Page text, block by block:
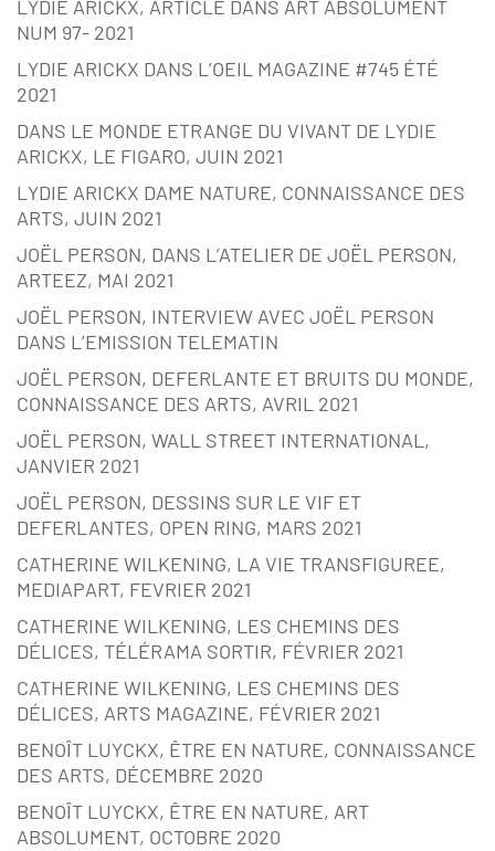
LYDIE ARICKX, ARTICLE DANS ART ABSOLUMENT
NUM 97- 2021
LYDIE ARICKX DANS L’OEIL MAGAZINE #745 ÉTÉ
2021
DANS LE MONDE ETRANGE DU VIVANT DE LYDIE
ARICKX, LE FIGARO, JUIN 2021
LYDIE ARICKX DAME NATURE, CONNAISSANCE DES
ARTS, JUIN 2021
JOËL PERSON, DANS L’ATELIER DE JOËL PERSON,
ARTEEZ, MAI 2021
JOËL PERSON, INTERVIEW AVEC JOËL PERSON
DANS L’EMISSION TELEMATIN
JOËL PERSON, DEFERLANTE ET BRUITS DU MONDE,
CONNAISSANCE DES ARTS, AVRIL 2021
JOËL PERSON, WALL STREET INTERNATIONAL,
JANVIER 2021
JOËL PERSON, DESSINS SUR LE VIF ET
DEFERLANTES, OPEN RING, MARS 2021
CATHERINE WILKENING, LA VIE TRANSFIGUREE,
MEDIAPART, FEVRIER 2021
CATHERINE WILKENING, LES CHEMINS DES
DÉLICES, TÉLÉRAMA SORTIR, FÉVRIER 2021
CATHERINE WILKENING, LES CHEMINS DES
DÉLICES, ARTS MAGAZINE, FÉVRIER 2021
BENOÎT LUYCKX, ÊTRE EN NATURE, CONNAISSANCE
DES ARTS, DÉCEMBRE 2020
BENOÎT LUYCKX, ÊTRE EN NATURE, ART
ABSOLUMENT, OCTOBRE 2020